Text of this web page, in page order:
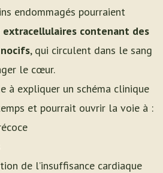
endommagés pourraient
extracellulaires contenant des
, qui circulent dans le sang
le cœur.
à expliquer un schéma clinique
et pourrait ouvrir la voie à :
de l’insuffisance cardiaque